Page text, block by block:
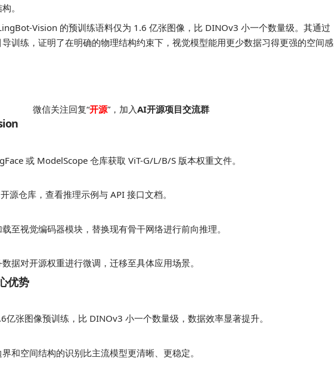
。
Vision 的预训练语料仅为 1.6 亿张图像，比 DINOv3 小一个数量级。其通过
训练，证明了在明确的物理结构约束下，视觉模型能用更少数据习得更强的空间感
微信关注回复“开源”，加入AI开源项目交流群
或 ModelScope 仓库获取 ViT-G/L/B/S 版本权重文件。
源仓库，查看推理示例与 API 接口文档。
载至视觉编码器模块，替换现有骨干网络进行前向推理。
据对开源权重进行微调，迁移至具体应用场景。
优势
亿张图像预训练，比 DINOv3 小一个数量级，数据效率显著提升。
界和空间结构的识别比主流模型更清晰、更稳定。